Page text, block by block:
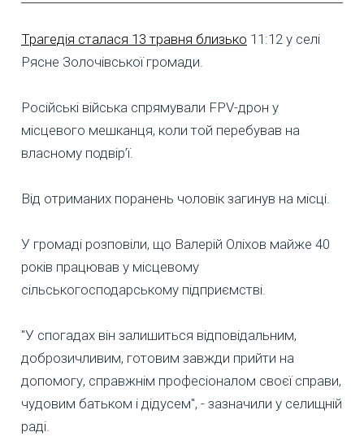
Трагедія сталася 13 травня близько 11:12 у селі
Рясне Золочівської громади.
Російські війська спрямували FPV-дрон у
місцевого мешканця, коли той перебував на
власному подвір’ї.
Від отриманих поранень чоловік загинув на місці.
У громаді розповіли, що Валерій Оліхов майже 40
років працював у місцевому
сільськогосподарському підприємстві.
"У спогадах він залишиться відповідальним,
доброзичливим, готовим завжди прийти на
допомогу, справжнім професіоналом своєї справи,
чудовим батьком і дідусем", - зазначили у селищній
раді.